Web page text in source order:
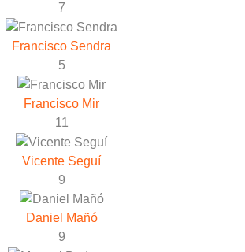
7
Francisco Sendra
5
Francisco Mir
11
Vicente Seguí
9
Daniel Mañó
9